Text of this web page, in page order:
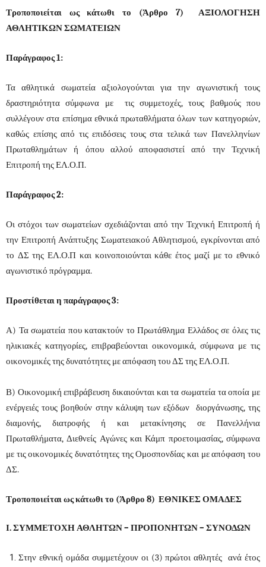
Τροποποιείται ως κάτωθι το (Άρθρο 7) ΑΞΙΟΛΟΓΗΣΗ
ΑΘΛΗΤΙΚΩΝ ΣΩΜΑΤΕΙΩΝ
Παράγραφος 1:
Τα αθλητικά σωματεία αξιολογούνται για την αγωνιστική τους
δραστηριότητα σύμφωνα με τις συμμετοχές, τους βαθμούς που
συλλέγουν στα επίσημα εθνικά πρωταθλήματα όλων των κατηγοριών,
καθώς επίσης από τις επιδόσεις τους στα τελικά των Πανελληνίων
Πρωταθλημάτων ή όπου αλλού αποφασιστεί από την Τεχνική
Επιτροπή της ΕΛ.Ο.Π.
Παράγραφος 2:
Οι στόχοι των σωματείων σχεδιάζονται από την Τεχνική Επιτροπή ή
την Επιτροπή Ανάπτυξης Σωματειακού Αθλητισμού, εγκρίνονται από
το ΔΣ της ΕΛ.Ο.Π και κοινοποιούνται κάθε έτος μαζί με το εθνικό
αγωνιστικό πρόγραμμα.
Προστίθεται η παράγραφος 3:
Α) Τα σωματεία που κατακτούν το Πρωτάθλημα Ελλάδος σε όλες τις
ηλικιακές κατηγορίες, επιβραβεύονται οικονομικά, σύμφωνα με τις
οικονομικές της δυνατότητες με απόφαση του ΔΣ της ΕΛ.Ο.Π.
Β) Οικονομική επιβράβευση δικαιούνται και τα σωματεία τα οποία με
ενέργειές τους βοηθούν στην κάλυψη των εξόδων διοργάνωσης, της
διαμονής, διατροφής ή και μετακίνησης σε Πανελλήνια
Πρωταθλήματα, Διεθνείς Αγώνες και Κάμπ προετοιμασίας, σύμφωνα
με τις οικονομικές δυνατότητες της Ομοσπονδίας και με απόφαση του
ΔΣ.
Τροποποιείται ως κάτωθι το (Άρθρο 8) ΕΘΝΙΚΕΣ ΟΜΑΔΕΣ
Ι. ΣΥΜΜΕΤΟΧΗ ΑΘΛΗΤΩΝ – ΠΡΟΠΟΝΗΤΩΝ – ΣΥΝΟΔΩΝ
Στην εθνική ομάδα συμμετέχουν οι (3) πρώτοι αθλητές ανά έτος